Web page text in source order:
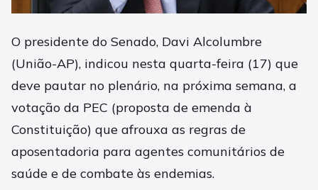
O presidente do Senado, Davi Alcolumbre
(União-AP), indicou nesta quarta-feira (17) que
deve pautar no plenário, na próxima semana, a
votação da PEC (proposta de emenda à
Constituição) que afrouxa as regras de
aposentadoria para agentes comunitários de
saúde e de combate às endemias.